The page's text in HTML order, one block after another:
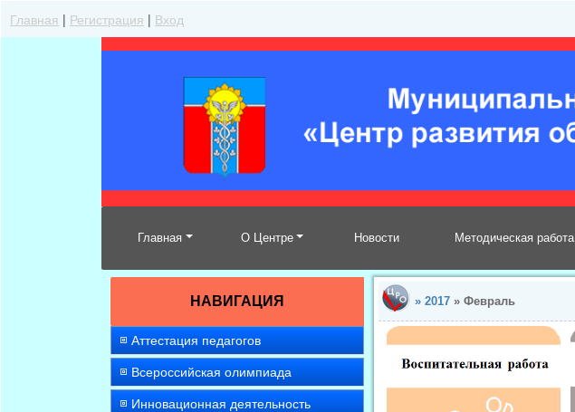
Главная | Регистрация | Вход
Главная О Центре Новости Методическая работа
НАВИГАЦИЯ
Аттестация педагогов
Всероссийская олимпиада
Инновационная деятельность
» 2017 » Февраль